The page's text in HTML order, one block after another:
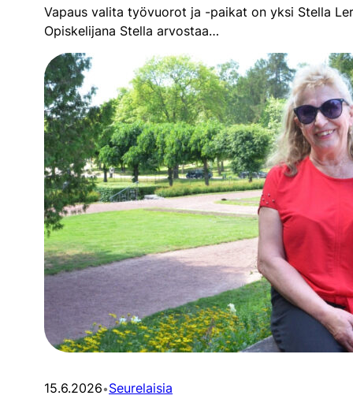
Vapaus valita työvuorot ja -paikat on yksi Stella
Opiskelijana Stella arvostaa…
15.6.2026•Seurelaisia